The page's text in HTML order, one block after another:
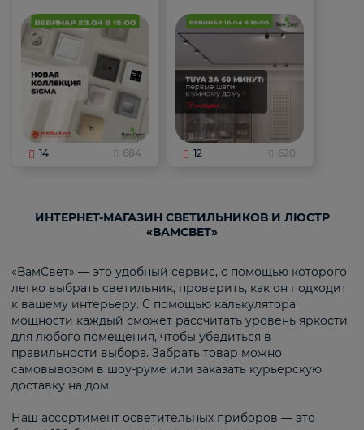
14 684 12 620
ИНТЕРНЕТ-МАГАЗИН СВЕТИЛЬНИКОВ И ЛЮСТР
«ВАМСВЕТ»
«ВамСвет» — это удобный сервис, с помощью которого
легко выбрать светильник, проверить, как он подходит
к вашему интерьеру. С помощью калькулятора
мощности каждый сможет рассчитать уровень яркости
для любого помещения, чтобы убедиться в
правильности выбора. Забрать товар можно
самовывозом в шоу-руме или заказать курьерскую
доставку на дом.
Наш ассортимент осветительных приборов — это